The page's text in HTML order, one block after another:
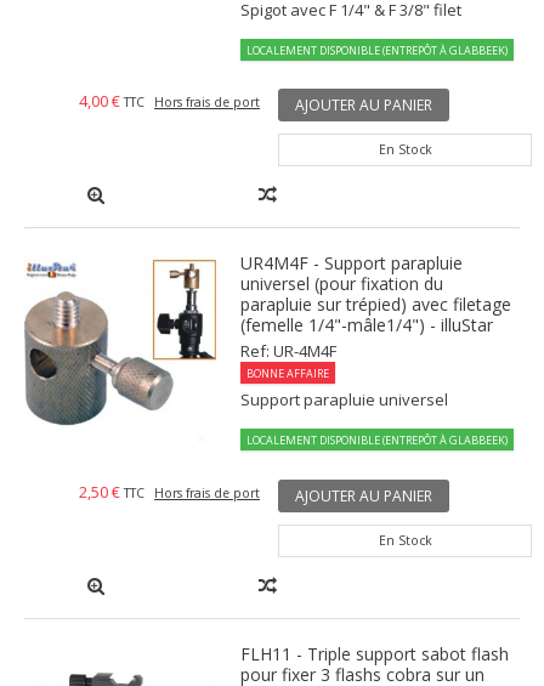
Spigot avec F 1/4" & F 3/8" filet
LOCALEMENT DISPONIBLE (ENTREPÔT À GLABBEEK)
4,00 € TTC Hors frais de port AJOUTER AU PANIER
En Stock
UR4M4F - Support parapluie
universel (pour fixation du
parapluie sur trépied) avec filetage
(femelle 1/4"-mâle1/4") - illuStar
Ref: UR-4M4F
BONNE AFFAIRE
Support parapluie universel
LOCALEMENT DISPONIBLE (ENTREPÔT À GLABBEEK)
2,50 € TTC Hors frais de port AJOUTER AU PANIER
En Stock
FLH11 - Triple support sabot flash
pour fixer 3 flashs cobra sur un